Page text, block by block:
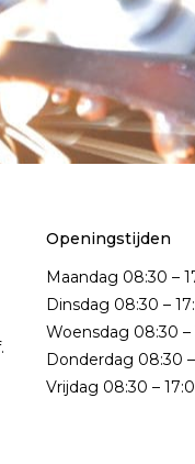
Openingstijden
Maandag 08:30 –
Dinsdag 08:30 –
Woensdag 08:30 –
Donderdag 08:30
Vrijdag 08:30 –